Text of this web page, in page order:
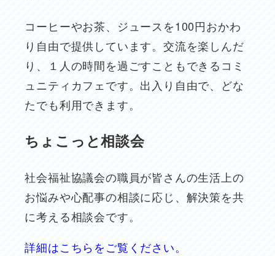
コーヒーやお茶、ジュースを100円おかわ
り自由で提供しています。交流を楽しんだ
り、１人の時間を過ごすこともできるコミ
ュニティカフェです。出入り自由で、どな
たでも利用できます。
ちょこっと相談会
社会福祉協議会の職員が皆さんの生活上の
お悩みや心配事の相談に応じ、解決策を共
に考える相談会です。
詳細はこちらをご覧ください。